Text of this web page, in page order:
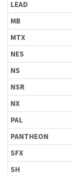
LEAD
MB
MTX
NES
NS
NSR
NX
PAL
PANTHEON
SFX
SH